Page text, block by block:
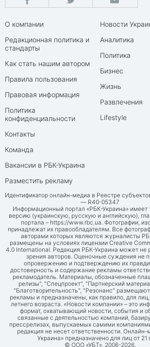
О компании
Редакционная политика и
стандарты
Как стать нашим автором
Правила пользования
Правовая информация
Политика
конфиденциальности
Контакты
Команда
Вакансии в РБК-Украина
Разместить рекламу
Новости
Аналитика
Политика
Бизнес
Жизнь
Развлечения
Lifestyle
Идентификатор онлайн-медиа в Реестре
— R40-05347
Информационный портал «РБК-Украина» имеет
версию (украинскую, русскую и английскую),
портала – https://www.rbc.ua. Фотографии,
принадлежат их правообладателям. Все
авторами которых являются журналисты
размещены на условиях лицензии Creative
4.0 International. Редакция РБК-Украина может не
зрения авторов. Оценочные суждения не
опровержению и подтверждению их
достоверность и содержание рекламы
рекламодатель. Материалы, обозначенные
релизы", "Спецпроект", "Партнерский
"Благотворительность", "Резонанс"
рекламы и предназначены, как правило, для
летнего возраста. «Новости компании» – это
формат, охватывающий новости, события и
связанные с деятельностью компаний,
прессрелизах, выпускаемых самими
редакция не несет ответственности.
Украина» предназначено для лиц от 21
© ООО «УБТ», 2006-2026.